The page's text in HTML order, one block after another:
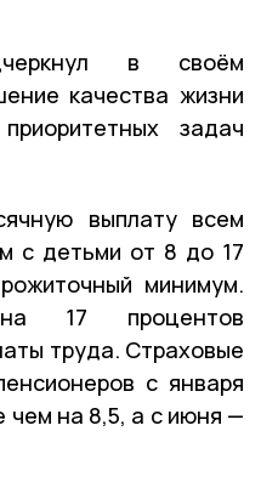
в своём
качества жизни
задач
выплату всем
с детьми от 8 до 17
минимум.
17 процентов
труда. Страховые
с января
чем на 8,5, а с июня —